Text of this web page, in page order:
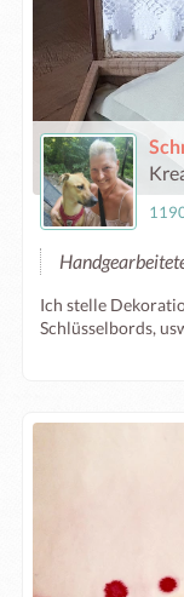
Ich stelle
Schlüsselbords,